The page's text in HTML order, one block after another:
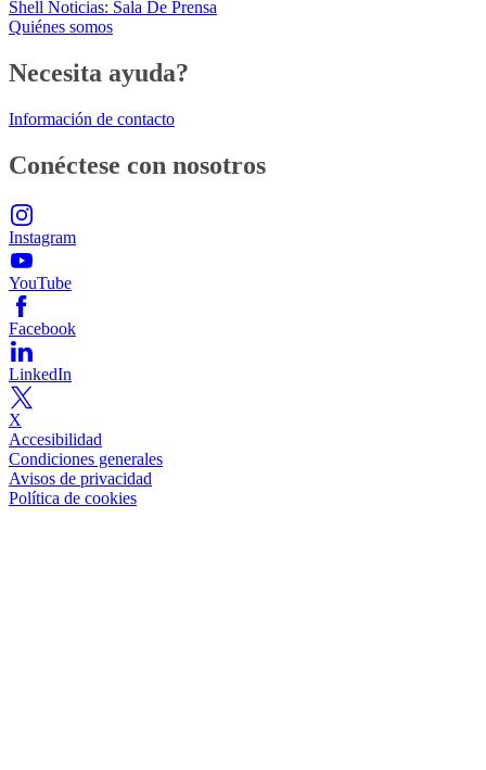
Shell Noticias: Sala De Prensa
Quiénes somos
Necesita ayuda?
Información de contacto
Conéctese con nosotros
Instagram
YouTube
Facebook
LinkedIn
X
Accesibilidad
Condiciones generales
Avisos de privacidad
Política de cookies